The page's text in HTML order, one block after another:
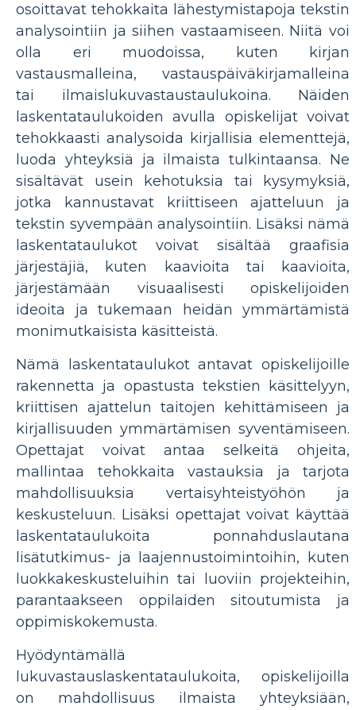
osoittavat tehokkaita lähestymistapoja tekstin
analysointiin ja siihen vastaamiseen. Niitä voi
olla eri muodoissa, kuten kirjan
vastausmalleina, vastauspäiväkirjamalleina
tai ilmaislukuvastaustaulukoina. Näiden
laskentataulukoiden avulla opiskelijat voivat
tehokkaasti analysoida kirjallisia elementtejä,
luoda yhteyksiä ja ilmaista tulkintaansa. Ne
sisältävät usein kehotuksia tai kysymyksiä,
jotka kannustavat kriittiseen ajatteluun ja
tekstin syvempään analysointiin. Lisäksi nämä
laskentataulukot voivat sisältää graafisia
järjestäjiä, kuten kaavioita tai kaavioita,
järjestämään visuaalisesti opiskelijoiden
ideoita ja tukemaan heidän ymmärtämistä
monimutkaisista käsitteistä.
Nämä laskentataulukot antavat opiskelijoille
rakennetta ja opastusta tekstien käsittelyyn,
kriittisen ajattelun taitojen kehittämiseen ja
kirjallisuuden ymmärtämisen syventämiseen.
Opettajat voivat antaa selkeitä ohjeita,
mallintaa tehokkaita vastauksia ja tarjota
mahdollisuuksia vertaisyhteistyöhön ja
keskusteluun. Lisäksi opettajat voivat käyttää
laskentataulukoita ponnahduslautana
lisätutkimus- ja laajennustoimintoihin, kuten
luokkakeskusteluihin tai luoviin projekteihin,
parantaakseen oppilaiden sitoutumista ja
oppimiskokemusta.
Hyödyntämällä
lukuvastauslaskentataulukoita, opiskelijoilla
on mahdollisuus ilmaista yhteyksiään,